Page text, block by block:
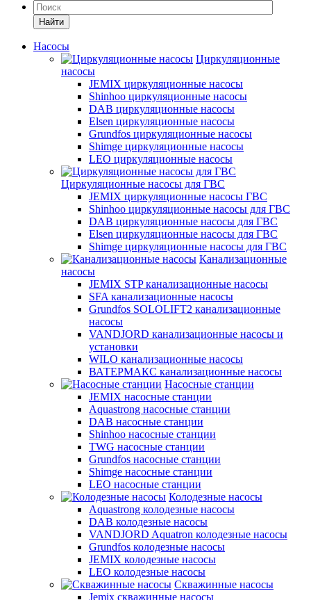
Найти
Насосы
Циркуляционные
насосы
JEMIX циркуляционные насосы
Shinhoo циркуляционные насосы
DAB циркуляционные насосы
Elsen циркуляционные насосы
Grundfos циркуляционные насосы
Shimge циркуляционные насосы
LEO циркуляционные насосы
Циркуляционные насосы для ГВС
JEMIX циркуляционные насосы ГВС
Shinhoo циркуляционные насосы для ГВС
DAB циркуляционные насосы для ГВС
Elsen циркуляционные насосы для ГВС
Shimge циркуляционные насосы для ГВС
Канализационные
насосы
JEMIX STP канализационные насосы
SFA канализационные насосы
Grundfos SOLOLIFT2 канализационные
насосы
VANDJORD канализационные насосы и
установки
WILO канализационные насосы
ВАТЕРМАКС канализационные насосы
Насосные станции
JEMIX насосные станции
Aquastrong насосные станции
DAB насосные станции
Shinhoo насосные станции
TWG насосные станции
Grundfos насосные станции
Shimge насосные станции
LEO насосные станции
Колодезные насосы
Aquastrong колодезные насосы
DAB колодезные насосы
VANDJORD Aquatron колодезные насосы
Grundfos колодезные насосы
JEMIX колодезные насосы
LEO колодезные насосы
Скважинные насосы
Jemix cкважинные насосы